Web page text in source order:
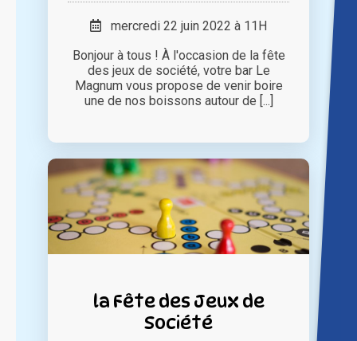
mercredi 22 juin 2022 à 11H
Bonjour à tous ! À l'occasion de la fête
des jeux de société, votre bar Le
Magnum vous propose de venir boire
une de nos boissons autour de [...]
la Fête des Jeux de
Société